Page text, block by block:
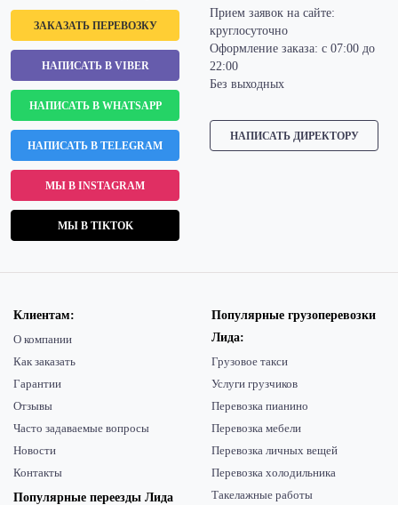
ЗАКАЗАТЬ ПЕРЕВОЗКУ
НАПИСАТЬ В VIBER
НАПИСАТЬ В WHATSAPP
НАПИСАТЬ В TELEGRAM
МЫ В INSTAGRAM
МЫ В TIKTOK
Прием заявок на сайте:
круглосуточно
Оформление заказа: с 07:00 до
22:00
Без выходных
НАПИСАТЬ ДИРЕКТОРУ
Клиентам:
О компании
Как заказать
Гарантии
Отзывы
Часто задаваемые вопросы
Новости
Контакты
Популярные переезды Лида
Популярные грузоперевозки
Лида:
Грузовое такси
Услуги грузчиков
Перевозка пианино
Перевозка мебели
Перевозка личных вещей
Перевозка холодильника
Такелажные работы